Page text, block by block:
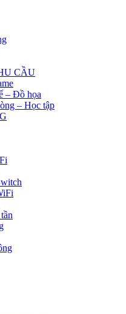
CẦU
– Đồ họa
– Học tập